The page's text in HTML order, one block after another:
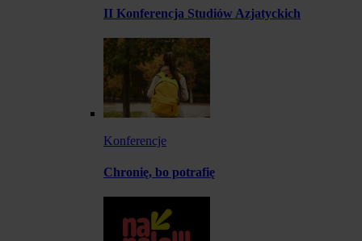
II Konferencja Studiów Azjatyckich
Konferencje
Chronię, bo potrafię